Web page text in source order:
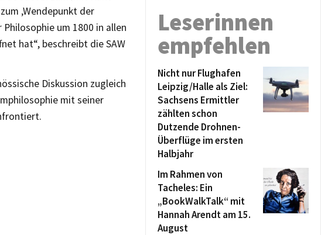
‚Wendepunkt der
um 1800 in allen
hat“, beschreibt die SAW
Diskussion zugleich
mit seiner
Leserinnen
empfehlen
Nicht nur Flughafen
Leipzig/Halle als Ziel:
Sachsens Ermittler
zählten schon
Dutzende Drohnen-
Überflüge im ersten
Halbjahr
Im Rahmen von
Tacheles: Ein
„BookWalkTalk“ mit
Hannah Arendt am 15.
August